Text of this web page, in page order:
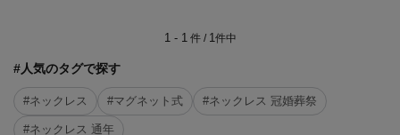
1 - 1件 / 1件中
#人気のタグで探す
#ネックレス #マグネット式 #ネックレス 冠婚葬祭
#ネックレス 通年